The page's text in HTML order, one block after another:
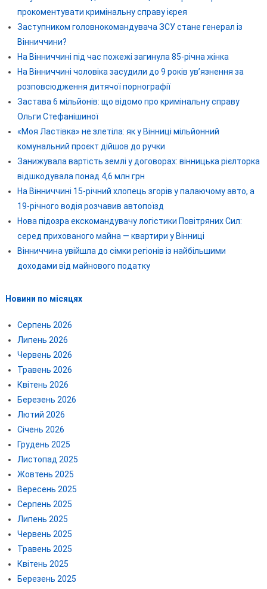
прокоментувати кримінальну справу ієрея
Заступником головнокомандувача ЗСУ стане генерал із
Вінниччини?
На Вінниччині під час пожежі загинула 85-річна жінка
На Вінниччині чоловіка засудили до 9 років ув’язнення за
розповсюдження дитячої порнографії
Застава 6 мільйонів: що відомо про кримінальну справу
Ольги Стефанішиної
«Моя Ластівка» не злетіла: як у Вінниці мільйонний
комунальний проєкт дійшов до ручки
Занижувала вартість землі у договорах: вінницька рієлторка
відшкодувала понад 4,6 млн грн
На Вінниччині 15-річний хлопець згорів у палаючому авто, а
19-річного водія розчавив автопоїзд
Нова підозра екскомандувачу логістики Повітряних Сил:
серед прихованого майна — квартири у Вінниці
Вінниччина увійшла до сімки регіонів із найбільшими
доходами від майнового податку
Новини по місяцях
Серпень 2026
Липень 2026
Червень 2026
Травень 2026
Квітень 2026
Березень 2026
Лютий 2026
Січень 2026
Грудень 2025
Листопад 2025
Жовтень 2025
Вересень 2025
Серпень 2025
Липень 2025
Червень 2025
Травень 2025
Квітень 2025
Березень 2025